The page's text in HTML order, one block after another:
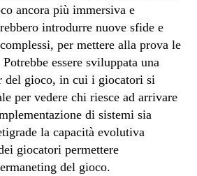
ancora più immersiva e
introdurre nuove sfide e
per mettere alla prova le
essere sviluppata una
del gioco, in cui i giocatori si
per vedere chi riesce ad arrivare
di sistemi sia
la capacità evolutiva
giocatori permettere
del gioco.